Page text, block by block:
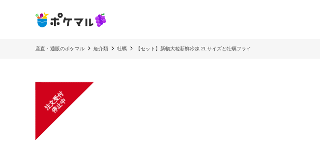
産直・通販のポケマル 魚介類 牡蠣 【セット】新物大粒新鮮冷凍 2Lサイズと牡蠣フライ
注
文
受
付
停
止
中